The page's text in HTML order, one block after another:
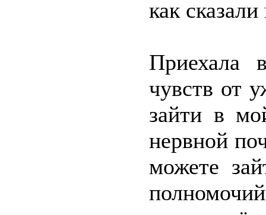
как
чувств от
зайти в
нервной
можете